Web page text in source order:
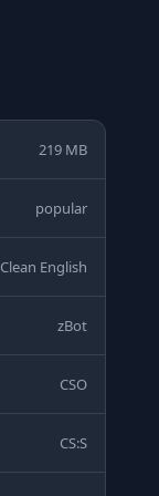
219 MB
popular
Clean English
zBot
CSO
CS:S